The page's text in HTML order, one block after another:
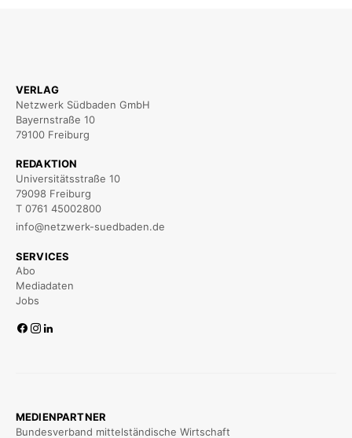
VERLAG
Netzwerk Südbaden GmbH
Bayernstraße 10
79100 Freiburg
REDAKTION
Universitätsstraße 10
79098 Freiburg
T 0761 45002800
info@netzwerk-suedbaden.de
SERVICES
Abo
Mediadaten
Jobs
MEDIENPARTNER
Bundesverband mittelständische Wirtschaft